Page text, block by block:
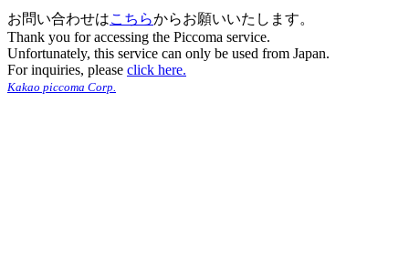
お問い合わせはこちらからお願いいたします。
Thank you for accessing the Piccoma service.
Unfortunately, this service can only be used from Japan.
For inquiries, please click here.
Kakao piccoma Corp.